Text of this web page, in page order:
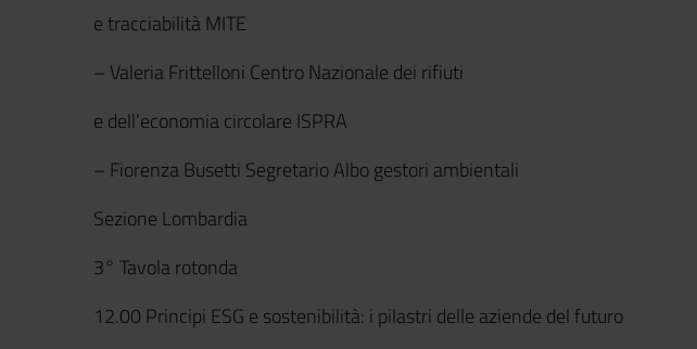
e tracciabilità MITE
– Valeria Frittelloni Centro Nazionale dei rifiuti
e dell’economia circolare ISPRA
– Fiorenza Busetti Segretario Albo gestori ambientali
Sezione Lombardia
3° Tavola rotonda
12.00 Principi ESG e sostenibilità: i pilastri delle aziende del futuro